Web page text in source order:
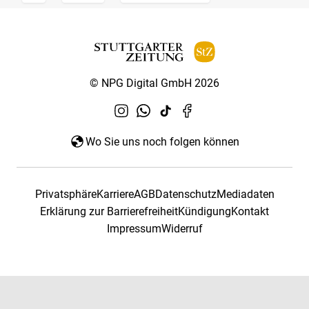
© NPG Digital GmbH 2026
Wo Sie uns noch folgen können
PrivatsphäreKarriereAGBDatenschutzMediadaten
Erklärung zur BarrierefreiheitKündigungKontakt
ImpressumWiderruf